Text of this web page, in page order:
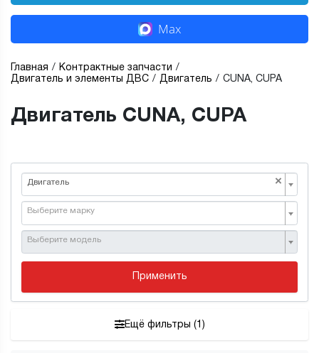
Max
Главная
Контрактные запчасти
Двигатель и элементы ДВС
Двигатель CUNA, CUPA
Двигатель CUNA, CUPA
×
Двигатель
Выберите марку
Выберите модель
Применить
Ещё фильтры (1)